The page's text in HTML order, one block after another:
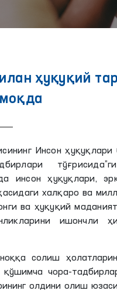
ҳуқуқий
Инсон ҳуқуқлари
инсон ҳуқуқлари,
халқаро ва
ва ҳуқуқий
ишончли
солиш
чора-тадбирлар
олдини олиш